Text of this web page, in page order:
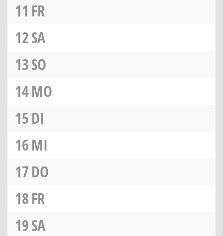
11 FR
12SA
13SO
14MO
15DI
16MI
17DO
18FR
19SA